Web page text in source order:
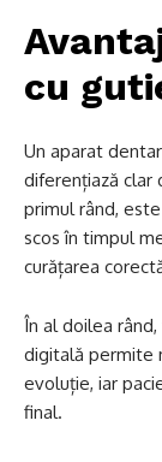
cu
Un aparat
diferențiază clar
primul rând,
scos în timpul
curățarea
În al doilea
digitală permite
evoluție, iar
final.